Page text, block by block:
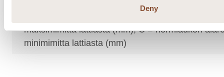
Deny
maksimimitta lattiasta (mm), C = hormiaukon
minimimitta lattiasta (mm)